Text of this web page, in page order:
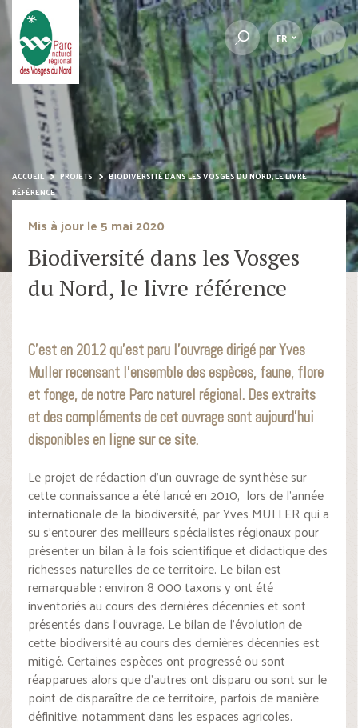
FR
ACCUEIL PROJETS
BIODIVERSITÉ DANS LES VOSGES DU NORD, LE LIVRE
RÉFÉRENCE
Mis à jour le 5 mai 2020
Biodiversité dans les Vosges
du Nord, le livre référence
C’est en 2012 qu’est paru l’ouvrage dirigé par Yves
Muller recensant l’ensemble des espèces, faune, flore
et fonge, de notre Parc naturel régional. Des extraits
et des compléments de cet ouvrage sont aujourd’hui
disponibles en ligne sur ce site.
Le projet de rédaction d’un ouvrage de synthèse sur
cette connaissance a été lancé en 2010, lors de l’année
internationale de la biodiversité, par Yves MULLER qui a
su s’entourer des meilleurs spécialistes régionaux pour
présenter un bilan à la fois scientifique et didactique des
richesses naturelles de ce territoire. Le bilan est
remarquable : environ 8 000 taxons y ont été
inventoriés au cours des dernières décennies et sont
présentés dans l’ouvrage. Le bilan de l’évolution de
cette biodiversité au cours des dernières décennies est
mitigé. Certaines espèces ont progressé ou sont
réapparues alors que d’autres ont disparu ou sont sur le
point de disparaître de ce territoire, parfois de manière
définitive, notamment dans les espaces agricoles.